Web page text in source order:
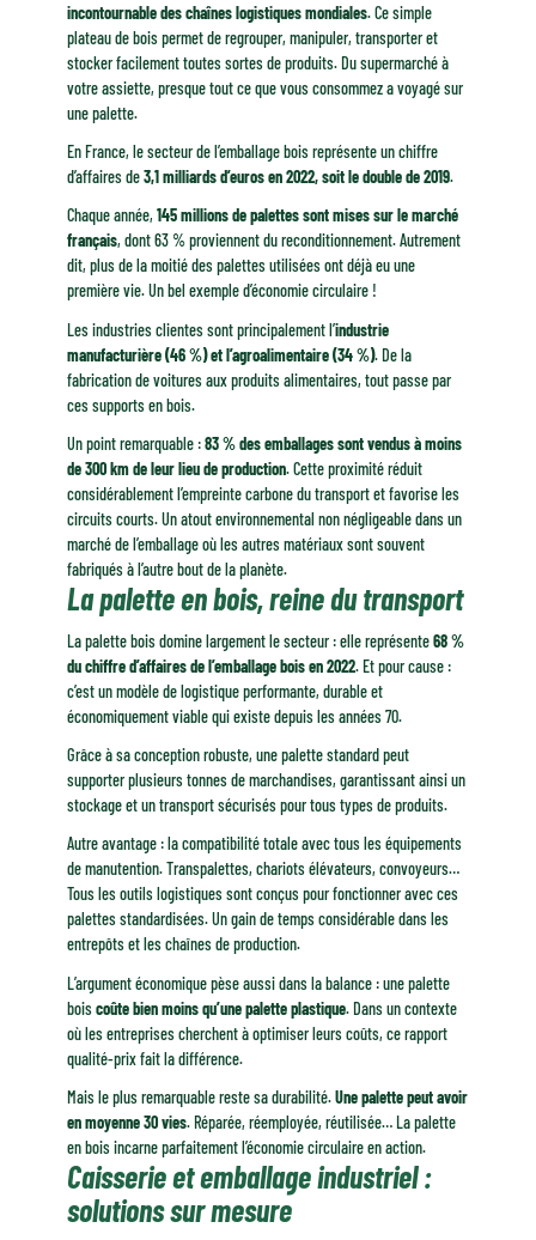
incontournable des chaînes logistiques mondiales. Ce simple
plateau de bois permet de regrouper, manipuler, transporter et
stocker facilement toutes sortes de produits. Du supermarché à
votre assiette, presque tout ce que vous consommez a voyagé sur
une palette.
En France, le secteur de l’emballage bois représente un chiffre
d’affaires de3,1 milliards d’euros en 2022, soit le double de 2019.
Chaque année, 145 millions de palettes sont mises sur le marché
français, dont 63 % proviennent du reconditionnement. Autrement
dit, plus de la moitié des palettes utilisées ont déjà eu une
première vie. Un bel exemple d’économie circulaire !
Les industries clientes sont principalement l’industrie
manufacturière (46 %) et l’agroalimentaire (34 %). De la
fabrication de voitures aux produits alimentaires, tout passe par
ces supports en bois.
Un point remarquable :83 % des emballages sont vendus à moins
de 300 km de leur lieu de production. Cette proximité réduit
considérablement l’empreinte carbone du transport et favorise les
circuits courts. Un atout environnemental non négligeable dans un
marché de l’emballage où les autres matériaux sont souvent
fabriqués à l’autre bout de la planète.
La palette en bois, reine du transport
La palette bois domine largement le secteur : elle représente68 %
du chiffre d’affaires de l’emballage bois en 2022. Et pour cause :
c’est un modèle de logistique performante, durable et
économiquement viable qui existe depuis les années 70.
Grâce à sa conception robuste, une palette standard peut
supporter plusieurs tonnes de marchandises, garantissant ainsi un
stockage et un transport sécurisés pour tous types de produits.
Autre avantage : la compatibilité totale avec tous les équipements
de manutention. Transpalettes, chariots élévateurs, convoyeurs…
Tous les outils logistiques sont conçus pour fonctionner avec ces
palettes standardisées. Un gain de temps considérable dans les
entrepôts et les chaînes de production.
L’argument économique pèse aussi dans la balance : une palette
boiscoûte bien moins qu’une palette plastique. Dans un contexte
où les entreprises cherchent à optimiser leurs coûts, ce rapport
qualité-prix fait la différence.
Mais le plus remarquable reste sa durabilité.Une palette peut avoir
en moyenne 30 vies. Réparée, réemployée, réutilisée… La palette
en bois incarne parfaitement l’économie circulaire en action.
Caisserie et emballage industriel :
solutions sur mesure